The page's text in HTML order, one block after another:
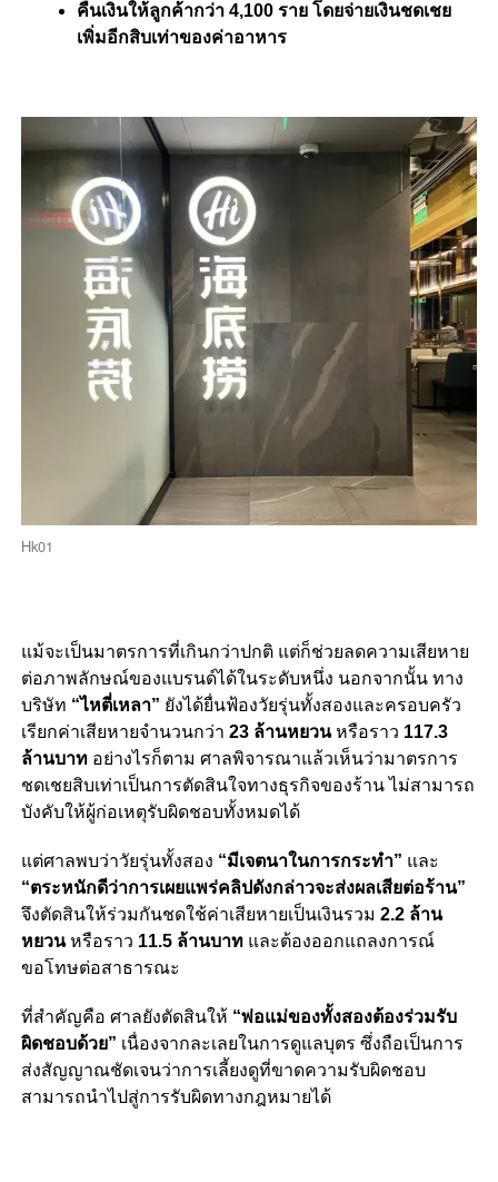
คืนเงินให้ลูกค้ากว่า 4,100 ราย โดยจ่ายเงินชดเชย
เพิ่มอีกสิบเท่าของค่าอาหาร
Hk01
แม้จะเป็นมาตรการที่เกินกว่าปกติ แต่ก็ช่วยลดความเสียหาย
ต่อภาพลักษณ์ของแบรนด์ได้ในระดับหนึ่ง นอกจากนั้น ทาง
บริษัท “ไหตี่เหลา” ยังได้ยื่นฟ้องวัยรุ่นทั้งสองและครอบครัว
เรียกค่าเสียหายจำนวนกว่า 23 ล้านหยวนหรือราว 117.3
ล้านบาทอย่างไรก็ตาม ศาลพิจารณาแล้วเห็นว่ามาตรการ
ชดเชยสิบเท่าเป็นการตัดสินใจทางธุรกิจของร้าน ไม่สามารถ
บังคับให้ผู้ก่อเหตุรับผิดชอบทั้งหมดได้
แต่ศาลพบว่าวัยรุ่นทั้งสอง “มีเจตนาในการกระทำ” และ
“ตระหนักดีว่าการเผยแพร่คลิปดังกล่าวจะส่งผลเสียต่อร้าน”
จึงตัดสินให้ร่วมกันชดใช้ค่าเสียหายเป็นเงินรวม 2.2 ล้าน
หยวนหรือราว 11.5 ล้านบาทและต้องออกแถลงการณ์
ขอโทษต่อสาธารณะ
ที่สำคัญคือ ศาลยังตัดสินให้ “พ่อแม่ของทั้งสองต้องร่วมรับ
ผิดชอบด้วย” เนื่องจากละเลยในการดูแลบุตร ซึ่งถือเป็นการ
ส่งสัญญาณชัดเจนว่าการเลี้ยงดูที่ขาดความรับผิดชอบ
สามารถนำไปสู่การรับผิดทางกฎหมายได้